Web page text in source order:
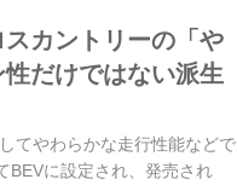
カントリーの「や
だけではない派生
てやわらかな走行性能などで
BEVに設定され、発売され